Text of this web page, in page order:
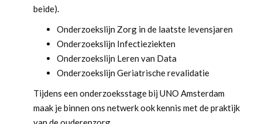
beide).
Onderzoekslijn Zorg in de laatste levensjaren
Onderzoekslijn Infectieziekten
Onderzoekslijn Leren van Data
Onderzoekslijn Geriatrische revalidatie
Tijdens een onderzoeksstage bij UNO Amsterdam
maak je binnen ons netwerk ook kennis met de praktijk